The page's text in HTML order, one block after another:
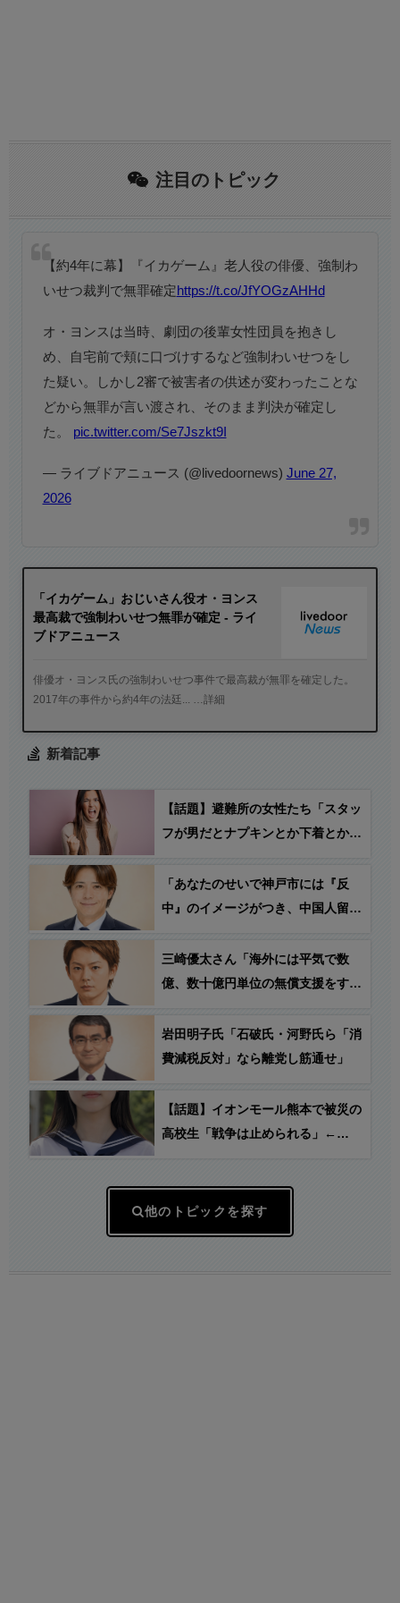
注目のトピック
【約4年に幕】『イカゲーム』老人役の俳優、強制わ
いせつ裁判で無罪確定https://t.co/JfYOGzAHHd
オ・ヨンスは当時、劇団の後輩女性団員を抱きし
め、自宅前で頬に口づけするなど強制わいせつをし
た疑い。しかし2審で被害者の供述が変わったことな
どから無罪が言い渡され、そのまま判決が確定し
た。 pic.twitter.com/Se7Jszkt9I
— ライブドアニュース (@livedoornews) June 27,
2026
「イカゲーム」おじいさん役オ・ヨンス
最高裁で強制わいせつ無罪が確定 - ライ
ブドアニュース
俳優オ・ヨンス氏の強制わいせつ事件で最高裁が無罪を確定した。
2017年の事件から約4年の法廷... …詳細
新着記事
【話題】避難所の女性たち「スタッ
フが男だとナプキンとか下着とか受
らがスタッフやらないからだろ」
「あなたのせいで神戸市には『反
中』のイメージがつき、中国人留学
て、神戸に来なくなる！」→ うえ
はた のりひろ神戸市会議員
三崎優太さん「海外には平気で数
億、数十億円単位の無償支援をする
円の貸付なの？税金って、こういう
時のためにあるんじゃないの？」
岩田明子氏「石破氏・河野氏ら「消
費減税反対」なら離党し筋通せ」
【話題】イオンモール熊本で被災の
高校生「戦争は止められる」←
他のトピックを探す